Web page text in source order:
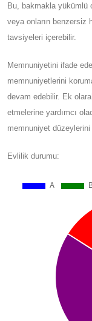
Bu, bakmakla yükümlü
veya onların benzersiz
tavsiyeleri içerebilir.
Memnuniyetini ifade
memnuniyetlerini
devam edebilir. Ek
etmelerine yardımcı
memnuniyet düzeylerini
Evlilik durumu: